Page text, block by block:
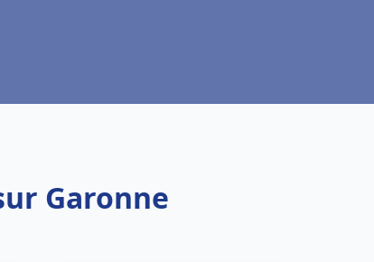
Garonne